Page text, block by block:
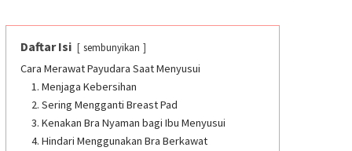
Daftar Isi sembunyikan
Cara Merawat Payudara Saat Menyusui
1. Menjaga Kebersihan
2. Sering Mengganti Breast Pad
3. Kenakan Bra Nyaman bagi Ibu Menyusui
4. Hindari Menggunakan Bra Berkawat